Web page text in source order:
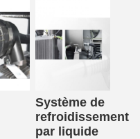
Système de
refroidissement
par liquide